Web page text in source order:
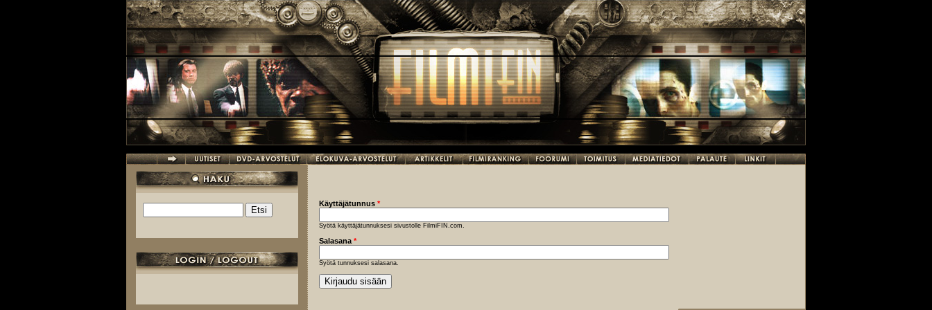
Hakulomake
Käyttäjätunnus *
Syötä käyttäjätunnuksesi sivustolle FilmiFIN.com.
Salasana *
Syötä tunnuksesi salasana.